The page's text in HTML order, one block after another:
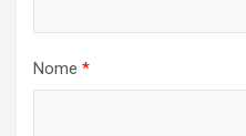
Nome *